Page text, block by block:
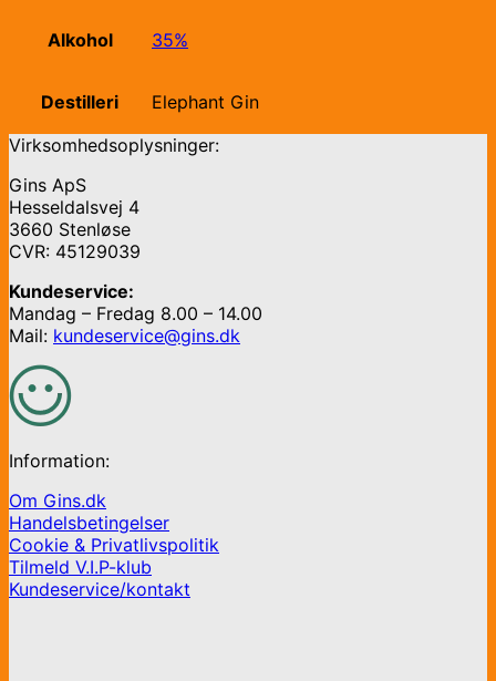
Alkohol 35%
Destilleri
Elephant Gin
Virksomhedsoplysninger:
Gins ApS
Hesseldalsvej 4
3660 Stenløse
CVR: 45129039
Kundeservice:
Mandag – Fredag 8.00 – 14.00
Mail: kundeservice@gins.dk
Information:
Om Gins.dk
Handelsbetingelser
Cookie & Privatlivspolitik
Tilmeld V.I.P-klub
Kundeservice/kontakt